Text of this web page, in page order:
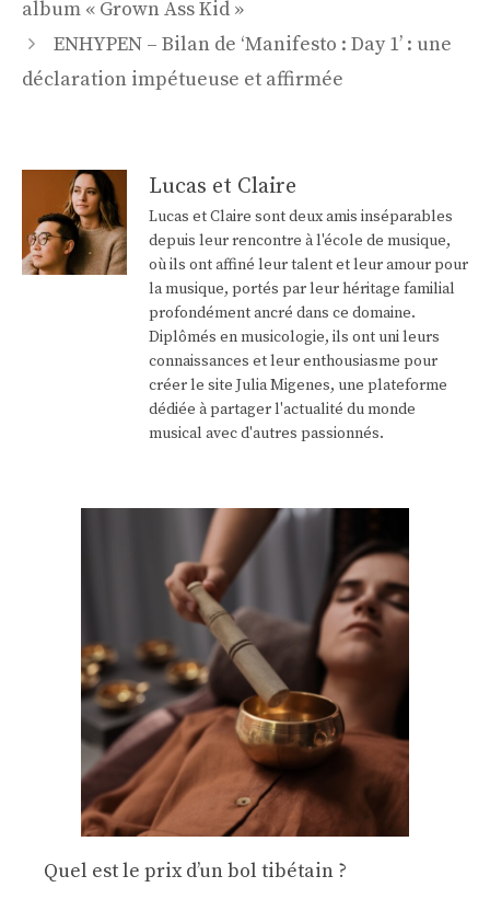
album « Grown Ass Kid »
ENHYPEN – Bilan de ‘Manifesto : Day 1’ : une
déclaration impétueuse et affirmée
Lucas et Claire
Lucas et Claire sont deux amis inséparables
depuis leur rencontre à l'école de musique,
où ils ont affiné leur talent et leur amour pour
la musique, portés par leur héritage familial
profondément ancré dans ce domaine.
Diplômés en musicologie, ils ont uni leurs
connaissances et leur enthousiasme pour
créer le site Julia Migenes, une plateforme
dédiée à partager l'actualité du monde
musical avec d'autres passionnés.
Quel est le prix d’un bol tibétain ?